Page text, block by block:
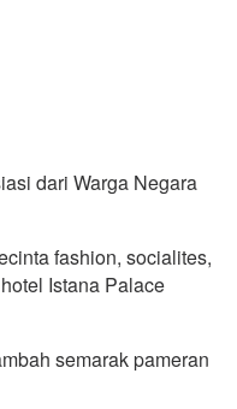
dari Warga Negara
fashion, socialites,
Istana Palace
semarak pameran